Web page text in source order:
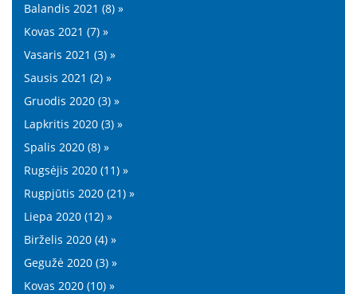
Balandis 2021 (8) »
Kovas 2021 (7) »
Vasaris 2021 (3) »
Sausis 2021 (2) »
Gruodis 2020 (3) »
Lapkritis 2020 (3) »
Spalis 2020 (8) »
Rugsėjis 2020 (11) »
Rugpjūtis 2020 (21) »
Liepa 2020 (12) »
Birželis 2020 (4) »
Gegužė 2020 (3) »
Kovas 2020 (10) »